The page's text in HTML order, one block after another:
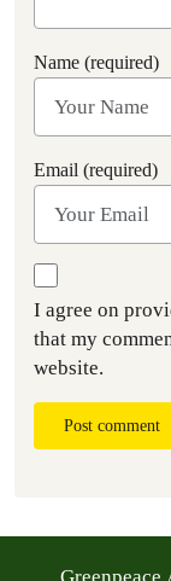
Name (required)
Email (required)
I agree on
that my
website.
Post comment